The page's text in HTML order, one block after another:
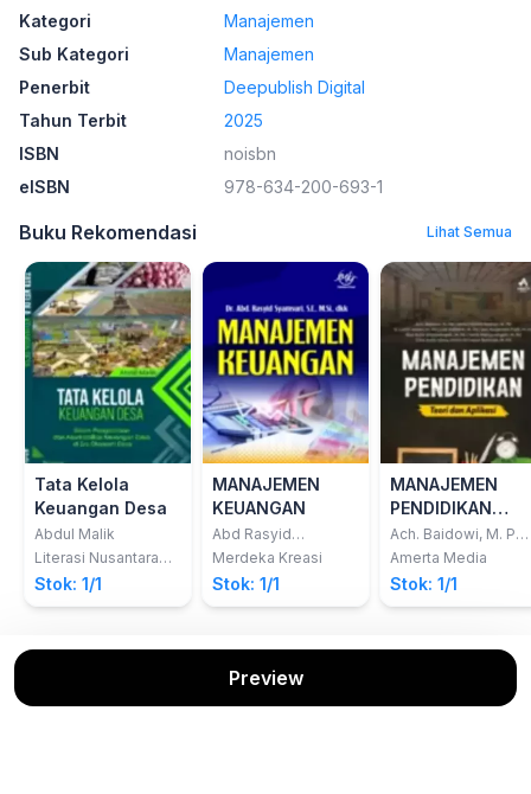
Kategori
Manajemen
Sub Kategori
Manajemen
Penerbit
Deepublish Digital
Tahun Terbit
2025
ISBN
noisbn
eISBN
978-634-200-693-1
Buku Rekomendasi Lihat Semua
Tata Kelola
Keuangan Desa
Abdul Malik
Literasi Nusantara
Abadi
Stok: 1/1
MANAJEMEN
KEUANGAN
Abd Rasyid
Syamsuri; dkk
Merdeka Kreasi
Stok: 1/1
MANAJEMEN
PENDIDIKAN
(Teori dan
Aplikasi)
Ach. Baidowi, M. Pd.;
dkk
Amerta Media
Stok: 1/1
Preview